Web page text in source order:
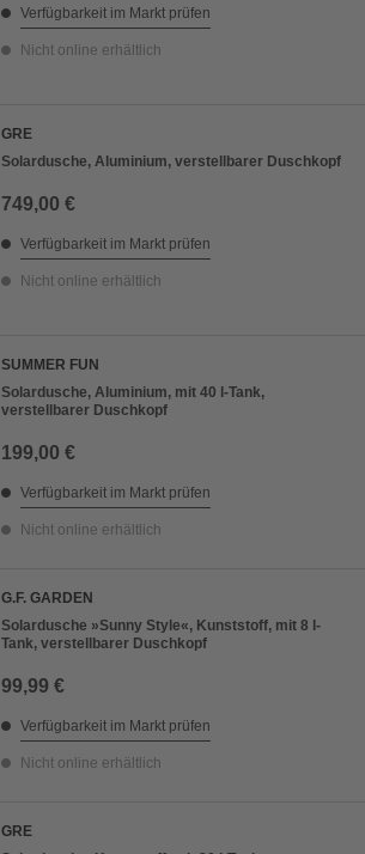
Verfügbarkeit im Markt prüfen
Nicht online erhältlich
GRE
Solardusche, Aluminium, verstellbarer Duschkopf
749,00 €
Verfügbarkeit im Markt prüfen
Nicht online erhältlich
SUMMER FUN
Solardusche, Aluminium, mit 40 l-Tank,
verstellbarer Duschkopf
199,00 €
Verfügbarkeit im Markt prüfen
Nicht online erhältlich
G.F. GARDEN
Solardusche »Sunny Style«, Kunststoff, mit 8 l-
Tank, verstellbarer Duschkopf
99,99 €
Verfügbarkeit im Markt prüfen
Nicht online erhältlich
GRE